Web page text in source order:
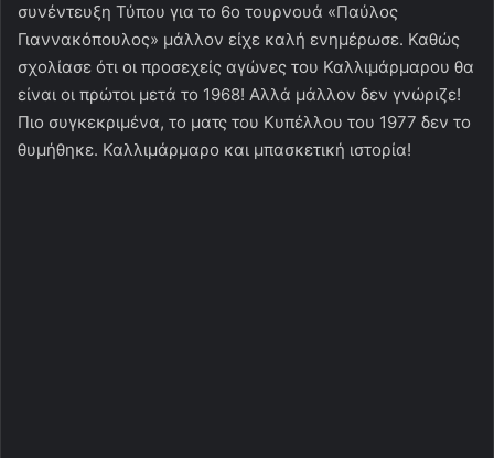
συνέντευξη Τύπου για το 6ο τουρνουά «Παύλος
Γιαννακόπουλος» μάλλον είχε καλή ενημέρωσε. Καθώς
σχολίασε ότι οι προσεχείς αγώνες του Καλλιμάρμαρου θα
είναι οι πρώτοι μετά το 1968! Αλλά μάλλον δεν γνώριζε!
Πιο συγκεκριμένα, το ματς του Κυπέλλου του 1977 δεν το
θυμήθηκε. Καλλιμάρμαρο και μπασκετική ιστορία!